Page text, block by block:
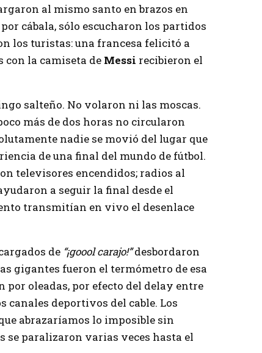
al mismo santo en brazos en
cábala, sólo escucharon los partidos
los turistas: una francesa felicitó a
con la camiseta de Messi recibieron el
salteño. No volaron ni las moscas.
más de dos horas no circularon
nadie se movió del lugar que
de una final del mundo de fútbol.
televisores encendidos; radios al
a seguir la final desde el
transmitían en vivo el desenlace
de “¡goool carajo!”desbordaron
gigantes fueron el termómetro de esa
por oleadas, por efecto del delay entre
canales deportivos del cable. Los
abrazaríamos lo imposible sin
se paralizaron varias veces hasta el